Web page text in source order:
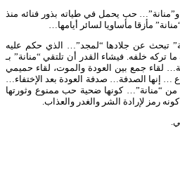
حب يحمل في طياته بذور فنائه منذ
مأزقا مأساويا لسائر أيامها…
تبحث عن جلادها “لمجد”… الذي حكم عليه
تركه خلفه. فيشاء القدر أن تلتقي “منانة” بـ
لقاء جمع بين العودة والموت، لقاء حميمي
… إنها الصدفة… صدفة العودة بعد الإختفاء…
من “منانة”… كونها ضحية حب ممنوع وثورتها
رمز لإرادة الشر والغدر والعذاب.